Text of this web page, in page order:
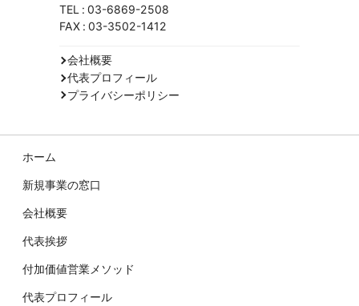
TEL : 03-6869-2508
FAX : 03-3502-1412
会社概要
代表プロフィール
プライバシーポリシー
ホーム
新規事業の窓口
会社概要
代表挨拶
付加価値営業メソッド
代表プロフィール